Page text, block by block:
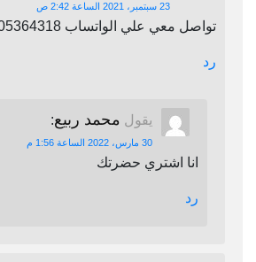
23 سبتمبر، 2021 الساعة 2:42 ص
تواصل معي علي الواتساب 00249905364318
رد
يقول محمد ربيع:
30 مارس، 2022 الساعة 1:56 م
انا اشتري حضرتك
رد